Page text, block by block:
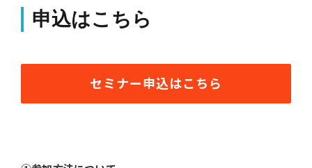
申込はこちら
セミナー申込はこちら